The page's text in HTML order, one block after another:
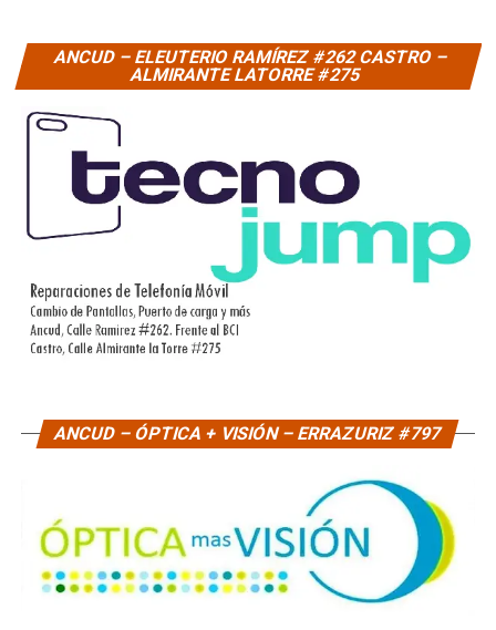
ANCUD – ELEUTERIO RAMÍREZ #262 CASTRO –
ALMIRANTE LATORRE #275
ANCUD – ÓPTICA + VISIÓN – ERRAZURIZ #797